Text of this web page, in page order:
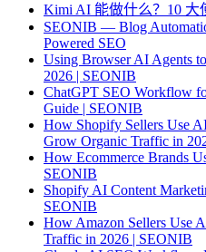
Kimi AI 能做什么？10 大
SEONIB — Blog
Powered SEO
Using Browser AI Agents
2026 | SEONIB
ChatGPT SEO Workflow
Guide | SEONIB
How Shopify Sellers Use
Grow Organic Traffic in
How Ecommerce Brands
SEONIB
Shopify AI Content
SEONIB
How Amazon Sellers Use
Traffic in 2026 | SEONIB